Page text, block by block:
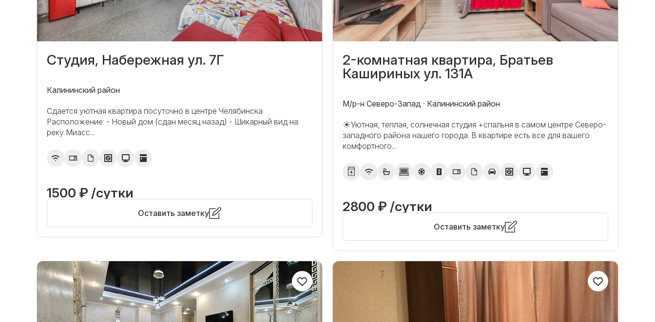
Студия, Набережная ул. 7Г
Калининский район
Сдается уютная квартира посуточно в центре Челябинска
Расположение: - Новый дом (сдан месяц назад) - Шикарный вид на
реку Миасс...
1500 ₽ /сутки
Оставить заметку
2-комнатная квартира, Братьев
Кашириных ул. 131А
М/р-н Северо-Запад · Калининский район
☀️Уютная, теплая, солнечная студия +спальня в самом центре Северо-
западного района нашего города. В квартире есть все для вашего
комфортного...
2800 ₽ /сутки
Оставить заметку